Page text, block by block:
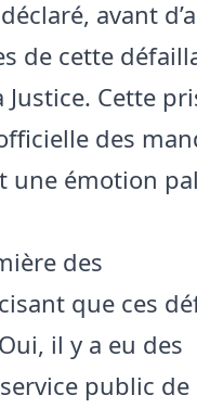
avant
de cette
Cette
des
une émotion
des
que ces
il y a eu des
public